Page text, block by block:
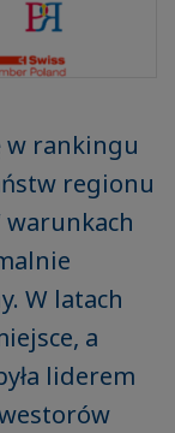
w rankingu
regionu
warunkach
W latach
a
liderem